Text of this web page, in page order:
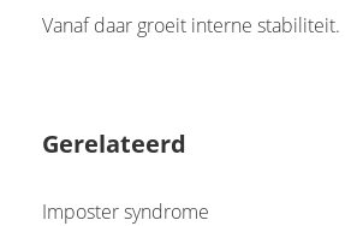
Vanaf daar groeit interne stabiliteit.
Gerelateerd
Imposter syndrome